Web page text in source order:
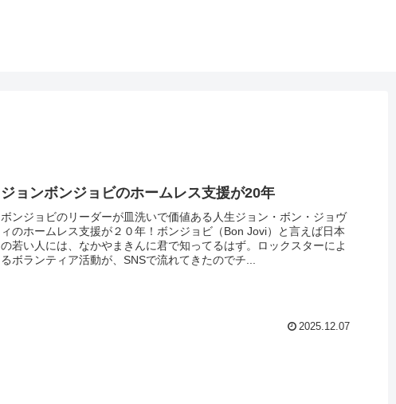
ジョンボンジョビのホームレス支援が20年
ボンジョビのリーダーが皿洗いで価値ある人生ジョン・ボン・ジョヴ
ィのホームレス支援が２０年！ボンジョビ（Bon Jovi）と言えば日本
の若い人には、なかやまきんに君で知ってるはず。ロックスターによ
るボランティア活動が、SNSで流れてきたのでチ...
2025.12.07